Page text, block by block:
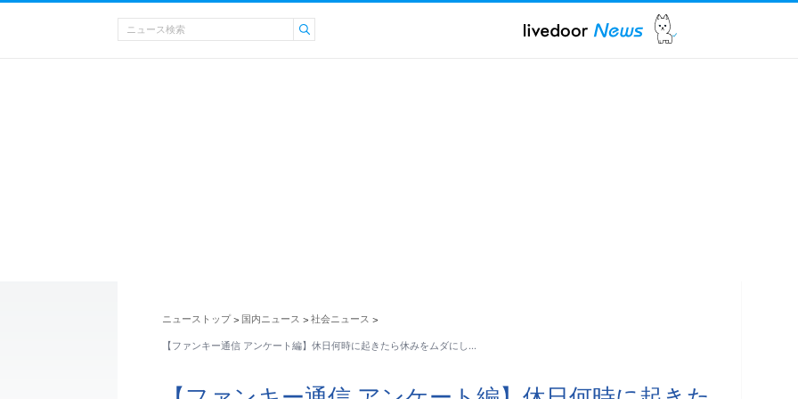
ニューストップ > 国内ニュース > 社会ニュース >
【ファンキー通信 アンケート編】休日何時に起きたら休みをムダにし…